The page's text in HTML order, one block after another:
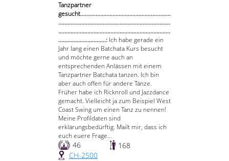
Tanzpartner
gesucht...........................................................
.........................................................................
.........................................................................
...............................: Ich habe gerade ein
Jahr lang einen Batchata Kurs besucht
und möchte gerne auch an
entsprechenden Anlässen mit einem
Tanzpartner Batchata tanzen. Ich bin
aber auch offen für andere Tänze.
Früher habe ich Ricknroll und Jazzdance
gemacht. Vielleicht ja zum Beispiel West
Coast Swing um einen Tanz zu nennen!
Meine Profildaten sind
erklärungsbedürftig. Mailt mir, dass ich
euch euere Frage...
46
168
CH-2500